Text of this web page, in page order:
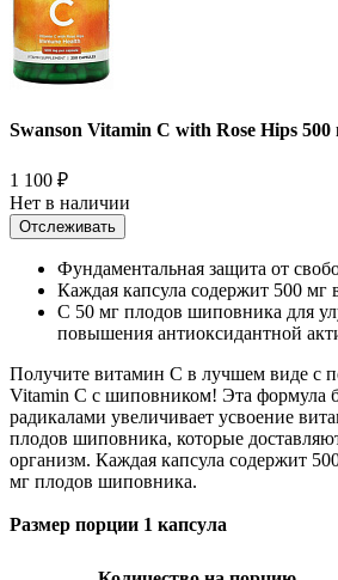
Swanson Vitamin C with Rose Hips 500
1 100 ₽
Нет в наличии
Отслеживать
Фундаментальная защита от
Каждая капсула содержит 500 мг
С 50 мг плодов шиповника для
повышения антиоксидантной
Получите витамин C в лучшем виде с
Vitamin C с шиповником! Эта формула
радикалами увеличивает усвоение
плодов шиповника, которые
организм. Каждая капсула содержит
мг плодов шиповника.
Размер порции 1 капсула